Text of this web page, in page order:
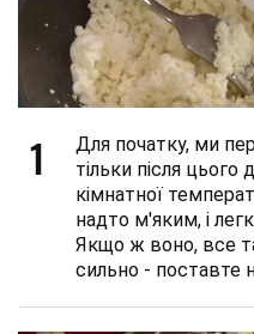
1
Для початку, ми
тільки після
кімнатної
надто м'яким, і
Якщо ж воно, все
сильно - поставте